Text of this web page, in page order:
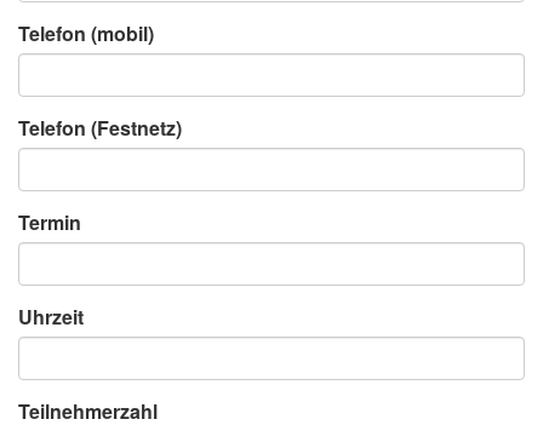
Telefon (mobil)
Telefon (Festnetz)
Termin
Uhrzeit
Teilnehmerzahl